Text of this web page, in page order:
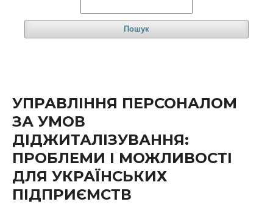
Пошук
УПРАВЛІННЯ ПЕРСОНАЛОМ
ЗА УМОВ
ДІДЖИТАЛІЗУВАННЯ:
ПРОБЛЕМИ І МОЖЛИВОСТІ
ДЛЯ УКРАЇНСЬКИХ
ПІДПРИЄМСТВ